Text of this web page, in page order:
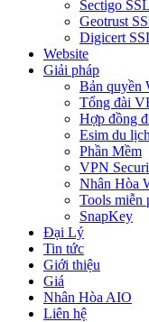
Sectigo SSL
Geotrust
Digicert
Website
Giải pháp
Bản quyền
Tổng đài
Hợp đồng
Esim du lịch
Phần Mềm
VPN
Nhân Hòa
Tools miễn
SnapKey
Đại Lý
Tin tức
Giới thiệu
Giá
Nhân Hòa AIO
Liên hệ